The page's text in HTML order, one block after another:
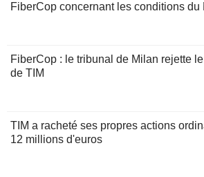
FiberCop concernant les conditions du
FiberCop : le tribunal de Milan rejette
de TIM
TIM a racheté ses propres actions
12 millions d'euros